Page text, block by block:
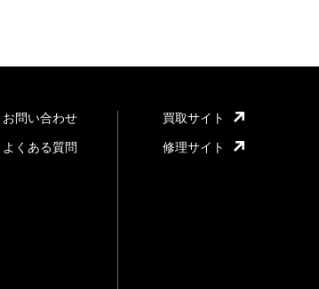
お問い合わせ
よくある質問
買取サイト
修理サイト